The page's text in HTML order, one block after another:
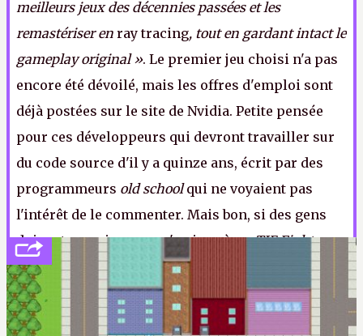
meilleurs jeux des décennies passées et les
remastériser en ray tracing, tout en gardant intact le
gameplay original ». Le premier jeu choisi n'a pas
encore été dévoilé, mais les offres d'emploi sont
déjà postées sur le site de Nvidia. Petite pensée
pour ces développeurs qui devront travailler sur
du code source d'il y a quinze ans, écrit par des
programmeurs old schoolqui ne voyaient pas
l'intérêt de le commenter. Mais bon, si des gens
doivent mourir pour qu'on joue à unTIE Fighterou
unDeus Ex modernisé, qu'il en soit ainsi.